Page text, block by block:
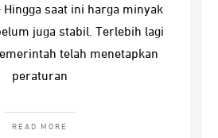
Hingga saat ini harga minyak
juga stabil. Terlebih lagi
telah menetapkan
peraturan
READ MORE